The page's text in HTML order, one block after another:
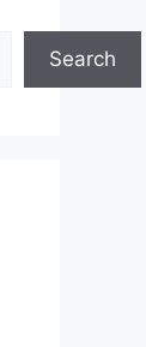
Search